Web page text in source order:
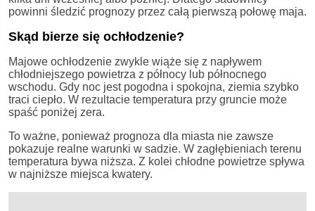
powinni śledzić prognozy przez całą pierwszą połowę maja.
Skąd bierze się ochłodzenie?
Majowe ochłodzenie zwykle wiąże się z napływem
chłodniejszego powietrza z północy lub północnego
wschodu. Gdy noc jest pogodna i spokojna, ziemia szybko
traci ciepło. W rezultacie temperatura przy gruncie może
spaść poniżej zera.
To ważne, ponieważ prognoza dla miasta nie zawsze
pokazuje realne warunki w sadzie. W zagłębieniach terenu
temperatura bywa niższa. Z kolei chłodne powietrze spływa
w najniższe miejsca kwatery.